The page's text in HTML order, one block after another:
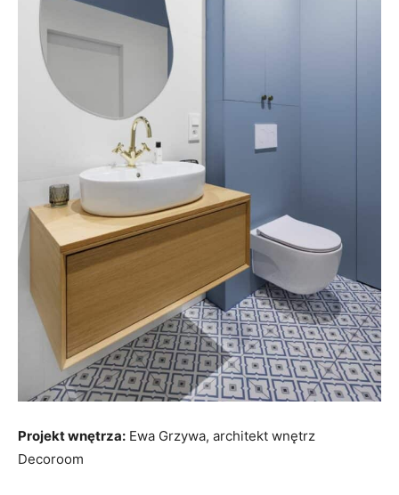
Projekt wnętrza: Ewa Grzywa, architekt wnętrz
Decoroom